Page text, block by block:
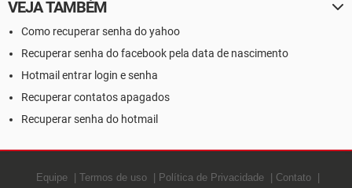
VEJA TAMBÉM
Como recuperar senha do yahoo
Recuperar senha do facebook pela data de nascimento
Hotmail entrar login e senha
Recuperar contatos apagados
Recuperar senha do hotmail
Equipe Termos de uso Política de Privacidade Contato